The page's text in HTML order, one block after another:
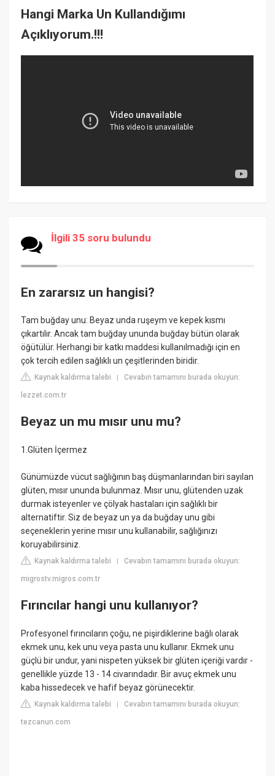
Hangi Marka Un Kullandığımı
Açıklıyorum.!!!
İlgili 35 soru bulundu
En zararsız un hangisi?
Tam buğday unu: Beyaz unda ruşeym ve kepek kısmı
çıkartılır. Ancak tam buğday ununda buğday bütün olarak
öğütülür. Herhangi bir katkı maddesi kullanılmadığı için en
çok tercih edilen sağlıklı un çeşitlerinden biridir.
Kaynak kaldırma talebi |Cevabın tamamını burada okuyun:
lezzet.com.tr
Beyaz un mu mısır unu mu?
1.Glüten İçermez
Günümüzde vücut sağlığının baş düşmanlarından biri sayılan
glüten, mısır ununda bulunmaz. Mısır unu, glütenden uzak
durmak isteyenler ve çölyak hastaları için sağlıklı bir
alternatiftir. Siz de beyaz un ya da buğday unu gibi
seçeneklerin yerine mısır unu kullanabilir, sağlığınızı
koruyabilirsiniz.
Kaynak kaldırma talebi |Cevabın tamamını burada okuyun:
migrostv.migros.com.tr
Fırıncılar hangi unu kullanıyor?
Profesyonel fırıncıların çoğu, ne pişirdiklerine bağlı olarak
ekmek unu, kek unu veya pasta unu kullanır. Ekmek unu
güçlü bir undur, yani nispeten yüksek bir glüten içeriği vardır -
genellikle yüzde 13 - 14 civarındadır. Bir avuç ekmek unu
kaba hissedecek ve hafif beyaz görünecektir.
Kaynak kaldırma talebi |Cevabın tamamını burada okuyun:
tezcanun.com